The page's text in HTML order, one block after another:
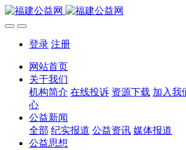
登录 注册
网站首页
关于我们
机构简介 在线投诉 资源下载 加入我
心
公益新闻
全部 纪实报道 公益资讯 媒体报道
公益思想